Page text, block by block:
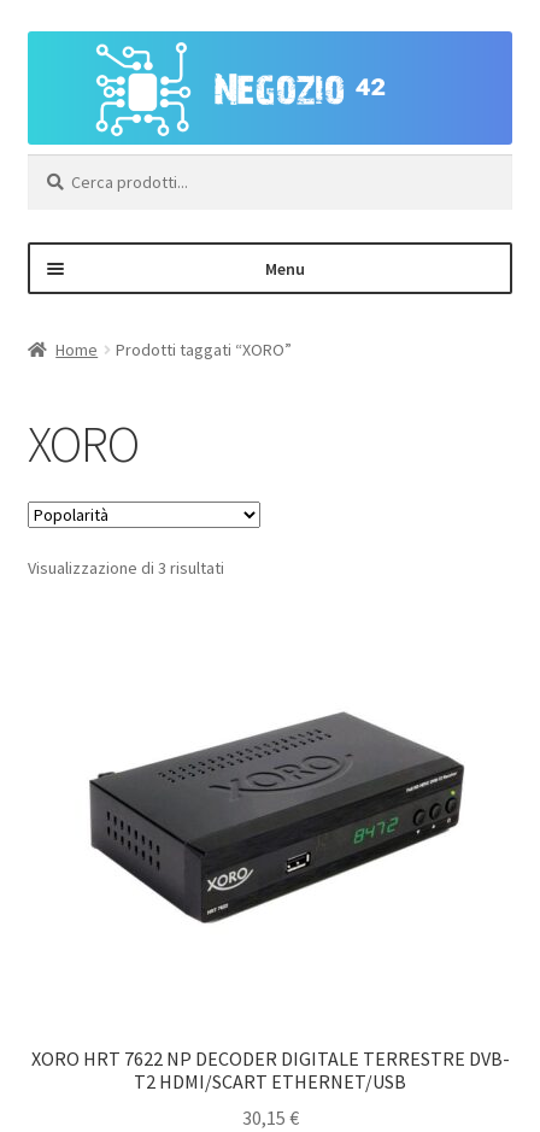
navigazione
contenuto
Menu
Contatti
Home Prodotti taggati “XORO”
XORO
Visualizzazione di 3 risultatiPopolarità
XORO HRT 7622 NP DECODER DIGITALE TERRESTRE DVB-
T2 HDMI/SCART ETHERNET/USB
30,15 €